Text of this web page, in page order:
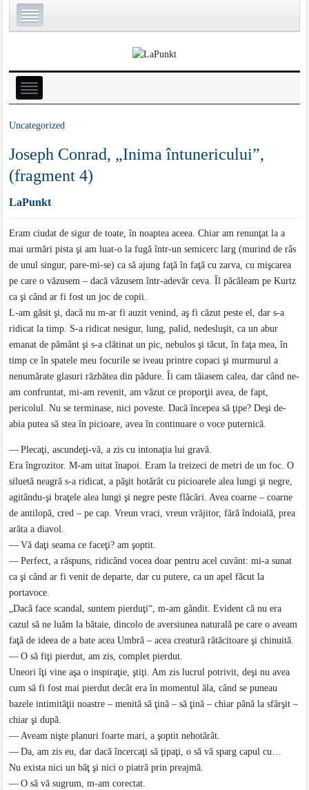
Uncategorized
Joseph Conrad, „Inima întunericului”,
(fragment 4)
LaPunkt
Eram ciudat de sigur de toate, în noaptea aceea. Chiar am renunţat la a
mai urmări pista şi am luat-o la fugă într-un semicerc larg (murind de râs
de unul singur, pare-mi-se) ca să ajung faţă în faţă cu zarva, cu mişcarea
pe care o văzusem – dacă văzusem într-adevăr ceva. Îl păcăleam pe Kurtz
ca şi când ar fi fost un joc de copii.
L-am găsit şi, dacă nu m-ar fi auzit venind, aş fi căzut peste el, dar s-a
ridicat la timp. S-a ridicat nesigur, lung, palid, nedesluşit, ca un abur
emanat de pământ şi s-a clătinat un pic, nebulos şi tăcut, în faţa mea, în
timp ce în spatele meu focurile se iveau printre copaci şi murmurul a
nenumărate glasuri răzbătea din pădure. Îi cam tăiasem calea, dar când ne-
am confruntat, mi-am revenit, am văzut ce proporţii avea, de fapt,
pericolul. Nu se terminase, nici poveste. Dacă începea să ţipe? Deşi de-
abia putea să stea în picioare, avea în continuare o voce puternică.
— Plecaţi, ascundeţi-vă, a zis cu intonaţia lui gravă.
Era îngrozitor. M-am uitat înapoi. Eram la treizeci de metri de un foc. O
siluetă neagră s-a ridicat, a păşit hotărât cu picioarele alea lungi şi negre,
agitându-şi braţele alea lungi şi negre peste flăcări. Avea coarne – coarne
de antilopă, cred – pe cap. Vreun vraci, vreun vrăjitor, fără îndoială, prea
arăta a diavol.
— Vă daţi seama ce faceţi? am şoptit.
— Perfect, a răspuns, ridicând vocea doar pentru acel cuvânt: mi-a sunat
ca şi când ar fi venit de departe, dar cu putere, ca un apel făcut la
portavoce.
„Dacă face scandal, suntem pierduţi“, m-am gândit. Evident că nu era
cazul să ne luăm la bătaie, dincolo de aversiunea naturală pe care o aveam
faţă de ideea de a bate acea Umbră – acea creatură rătăcitoare şi chinuită.
— O să fiţi pierdut, am zis, complet pierdut.
Uneori îţi vine aşa o inspiraţie, ştiţi. Am zis lucrul potrivit, deşi nu avea
cum să fi fost mai pierdut decât era în momentul ăla, când se puneau
bazele intimităţii noastre – menită să ţină – să ţină – chiar până la sfârşit –
chiar şi după.
— Aveam nişte planuri foarte mari, a şoptit nehotărât.
— Da, am zis eu, dar dacă încercaţi să ţipaţi, o să vă sparg capul cu…
Nu exista nici un băţ şi nici o piatră prin preajmă.
— O să vă sugrum, m-am corectat.